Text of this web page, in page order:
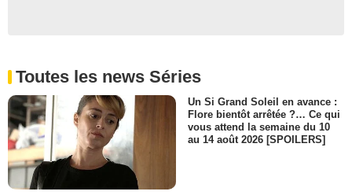
Toutes les news Séries
Un Si Grand Soleil en avance :
Flore bientôt arrêtée ?… Ce qui
vous attend la semaine du 10
au 14 août 2026 [SPOILERS]